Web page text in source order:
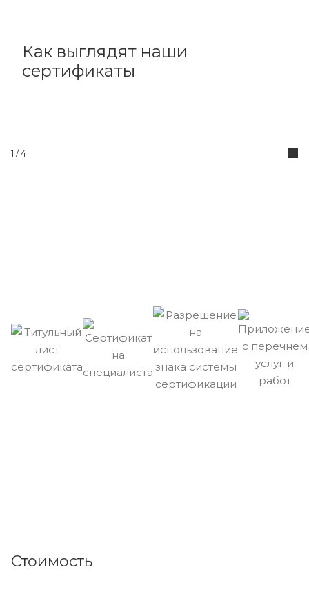
Как выглядят наши
сертификаты
1 / 4
Стоимость